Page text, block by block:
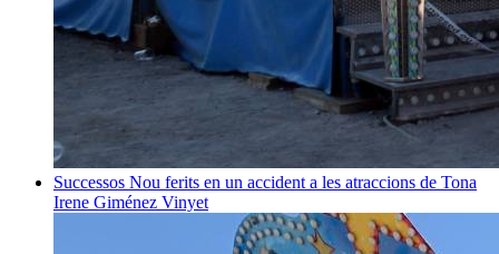
Successos Nou ferits en un accident a les atraccions de Tona
Irene Giménez Vinyet